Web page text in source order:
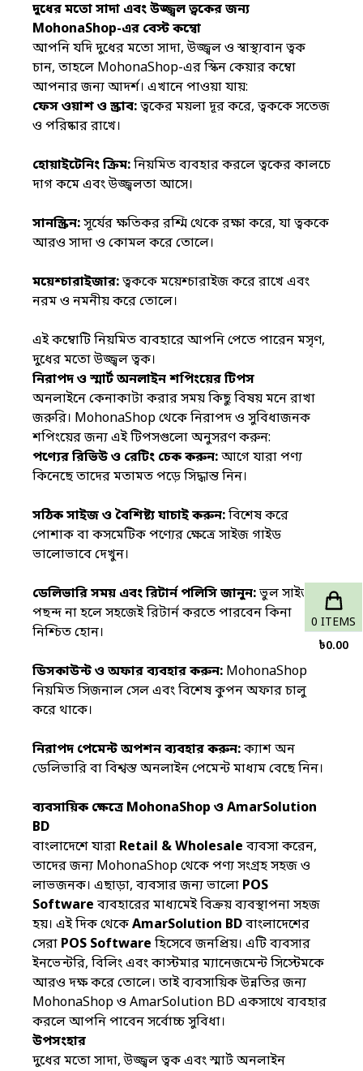
দুধের মতো সাদা এবং উজ্জ্বল ত্বকের জন্য
MohonaShop-এর বেস্ট কম্বো
আপনি যদি দুধের মতো সাদা, উজ্জ্বল ও স্বাস্থ্যবান ত্বক
চান, তাহলে MohonaShop-এর স্কিন কেয়ার কম্বো
আপনার জন্য আদর্শ। এখানে পাওয়া যায়:
ফেস ওয়াশ ও স্ক্রাব:ত্বকের ময়লা দূর করে, ত্বককে সতেজ
ও পরিষ্কার রাখে।
হোয়াইটেনিং ক্রিম:নিয়মিত ব্যবহার করলে ত্বকের কালচে
দাগ কমে এবং উজ্জ্বলতা আসে।
সানস্ক্রিন:সূর্যের ক্ষতিকর রশ্মি থেকে রক্ষা করে, যা ত্বককে
আরও সাদা ও কোমল করে তোলে।
ময়েশ্চারাইজার:ত্বককে ময়েশ্চারাইজ করে রাখে এবং
নরম ও নমনীয় করে তোলে।
এই কম্বোটি নিয়মিত ব্যবহারে আপনি পেতে পারেন মসৃণ,
দুধের মতো উজ্জ্বল ত্বক।
নিরাপদ ও স্মার্ট অনলাইন শপিংয়ের টিপস
অনলাইনে কেনাকাটা করার সময় কিছু বিষয় মনে রাখা
জরুরি। MohonaShop থেকে নিরাপদ ও সুবিধাজনক
শপিংয়ের জন্য এই টিপসগুলো অনুসরণ করুন:
পণ্যের রিভিউ ও রেটিং চেক করুন:আগে যারা পণ্য
কিনেছে তাদের মতামত পড়ে সিদ্ধান্ত নিন।
সঠিক সাইজ ও বৈশিষ্ট্য যাচাই করুন:বিশেষ করে
পোশাক বা কসমেটিক পণ্যের ক্ষেত্রে সাইজ গাইড
ভালোভাবে দেখুন।
ডেলিভারি সময় এবং রিটার্ন পলিসি জানুন:ভুল সাইজ বা
পছন্দ না হলে সহজেই রিটার্ন করতে পারবেন কিনা
নিশ্চিত হোন।
ডিসকাউন্ট ও অফার ব্যবহার করুন: MohonaShop
নিয়মিত সিজনাল সেল এবং বিশেষ কুপন অফার চালু
করে থাকে।
নিরাপদ পেমেন্ট অপশনব্যবহার করুন:ক্যাশ অন
ডেলিভারি বা বিশ্বস্ত অনলাইন পেমেন্ট মাধ্যম বেছে নিন।
ব্যবসায়িক ক্ষেত্রে MohonaShop ও AmarSolution
BD
বাংলাদেশে যারা Retail & Wholesale ব্যবসা করেন,
তাদের জন্য MohonaShop থেকে পণ্য সংগ্রহ সহজ ও
লাভজনক। এছাড়া, ব্যবসার জন্য ভালো POS
Software ব্যবহারের মাধ্যমেই বিক্রয় ব্যবস্থাপনা সহজ
হয়। এই দিক থেকেAmarSolution BDবাংলাদেশের
সেরা POS Software হিসেবে জনপ্রিয়। এটি ব্যবসার
ইনভেন্টরি, বিলিং এবং কাস্টমার ম্যানেজমেন্ট সিস্টেমকে
আরও দক্ষ করে তোলে। তাই ব্যবসায়িক উন্নতির জন্য
MohonaShop ও AmarSolution BD একসাথে ব্যবহার
করলে আপনি পাবেন সর্বোচ্চ সুবিধা।
উপসংহার
দুধের মতো সাদা, উজ্জ্বল ত্বকএবং স্মার্ট অনলাইন
0 ITEMS
৳0.00